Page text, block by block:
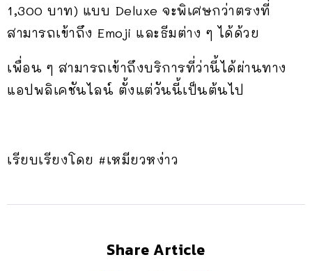
1,300 บาท) แบบ Deluxe จะพิเศษกว่าตรงที่
สามารถเข้าถึง Emoji และธีมต่าง ๆ ได้ด้วย
เพื่อน ๆ สามารถเข้าถึงบริการที่ว่านี้ได้ผ่านทาง
แอปพลิเคชันไลน์ ตั้งแต่วันนี้เป็นต้นไป
เรียบเรียงโดย #เหมียวหง่าว
Share Article